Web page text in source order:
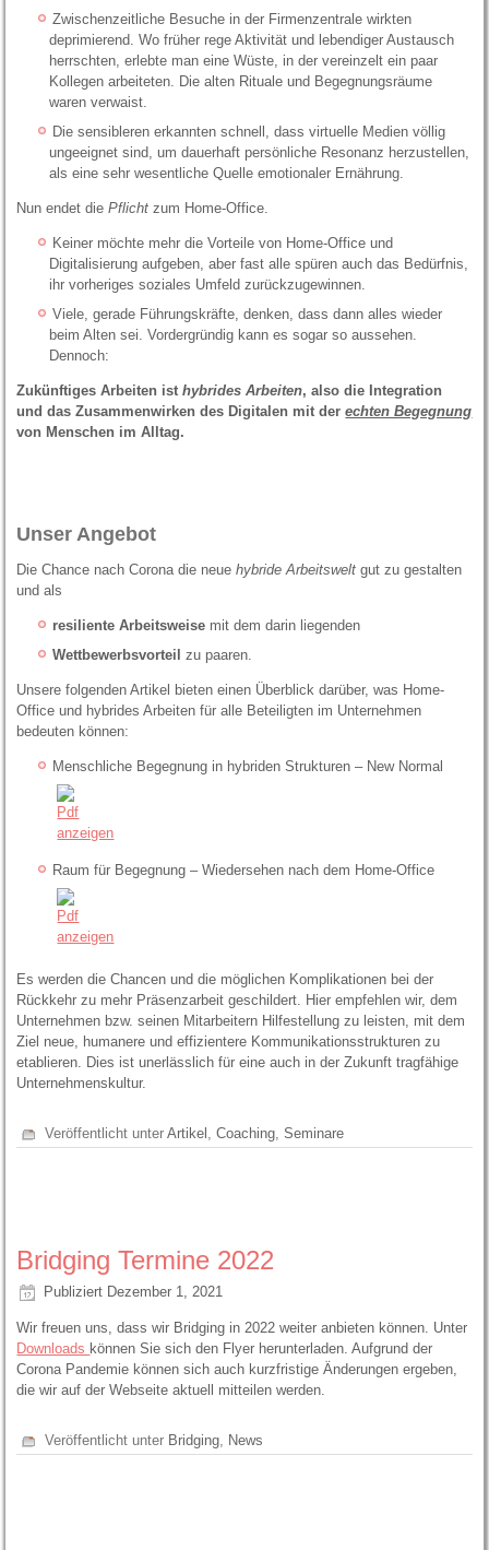
Zwischenzeitliche Besuche in der Firmenzentrale wirkten
deprimierend. Wo früher rege Aktivität und lebendiger Austausch
herrschten, erlebte man eine Wüste, in der vereinzelt ein paar
Kollegen arbeiteten. Die alten Rituale und Begegnungsräume
waren verwaist.
Die sensibleren erkannten schnell, dass virtuelle Medien völlig
ungeeignet sind, um dauerhaft persönliche Resonanz herzustellen,
als eine sehr wesentliche Quelle emotionaler Ernährung.
Nun endet diePflichtzum Home-Office.
Keiner möchte mehr die Vorteile von Home-Office und
Digitalisierung aufgeben, aber fast alle spüren auch das Bedürfnis,
ihr vorheriges soziales Umfeld zurückzugewinnen.
Viele, gerade Führungskräfte, denken, dass dann alles wieder
beim Alten sei. Vordergründig kann es sogar so aussehen.
Dennoch:
Zukünftiges Arbeiten isthybrides Arbeiten, also die Integration
und das Zusammenwirken des Digitalen mit derechten Begegnung
von Menschen im Alltag.
Unser Angebot
Die Chance nach Corona die neuehybride Arbeitswelt gut zu gestalten
und als
resiliente Arbeitsweise mit dem darin liegenden
Wettbewerbsvorteil zu paaren.
Unsere folgenden Artikel bieten einen Überblick darüber, was Home-
Office und hybrides Arbeiten für alle Beteiligten im Unternehmen
bedeuten können:
Menschliche Begegnung in hybriden Strukturen – New Normal
Raum für Begegnung – Wiedersehen nach dem Home-Office
Es werden die Chancen und die möglichen Komplikationen bei der
Rückkehr zu mehr Präsenzarbeit geschildert. Hier empfehlen wir, dem
Unternehmen bzw. seinen Mitarbeitern Hilfestellung zu leisten, mit dem
Ziel neue, humanere und effizientere Kommunikationsstrukturen zu
etablieren. Dies ist unerlässlich für eine auch in der Zukunft tragfähige
Unternehmenskultur.
Veröffentlicht unter Artikel ,Coaching,Seminare
Bridging Termine 2022
Publiziert Dezember 1, 2021
Wir freuen uns, dass wir Bridging in 2022 weiter anbieten können. Unter
Downloads können Sie sich den Flyer herunterladen. Aufgrund der
Corona Pandemie können sich auch kurzfristige Änderungen ergeben,
die wir auf der Webseite aktuell mitteilen werden.
Veröffentlicht unter Bridging, News